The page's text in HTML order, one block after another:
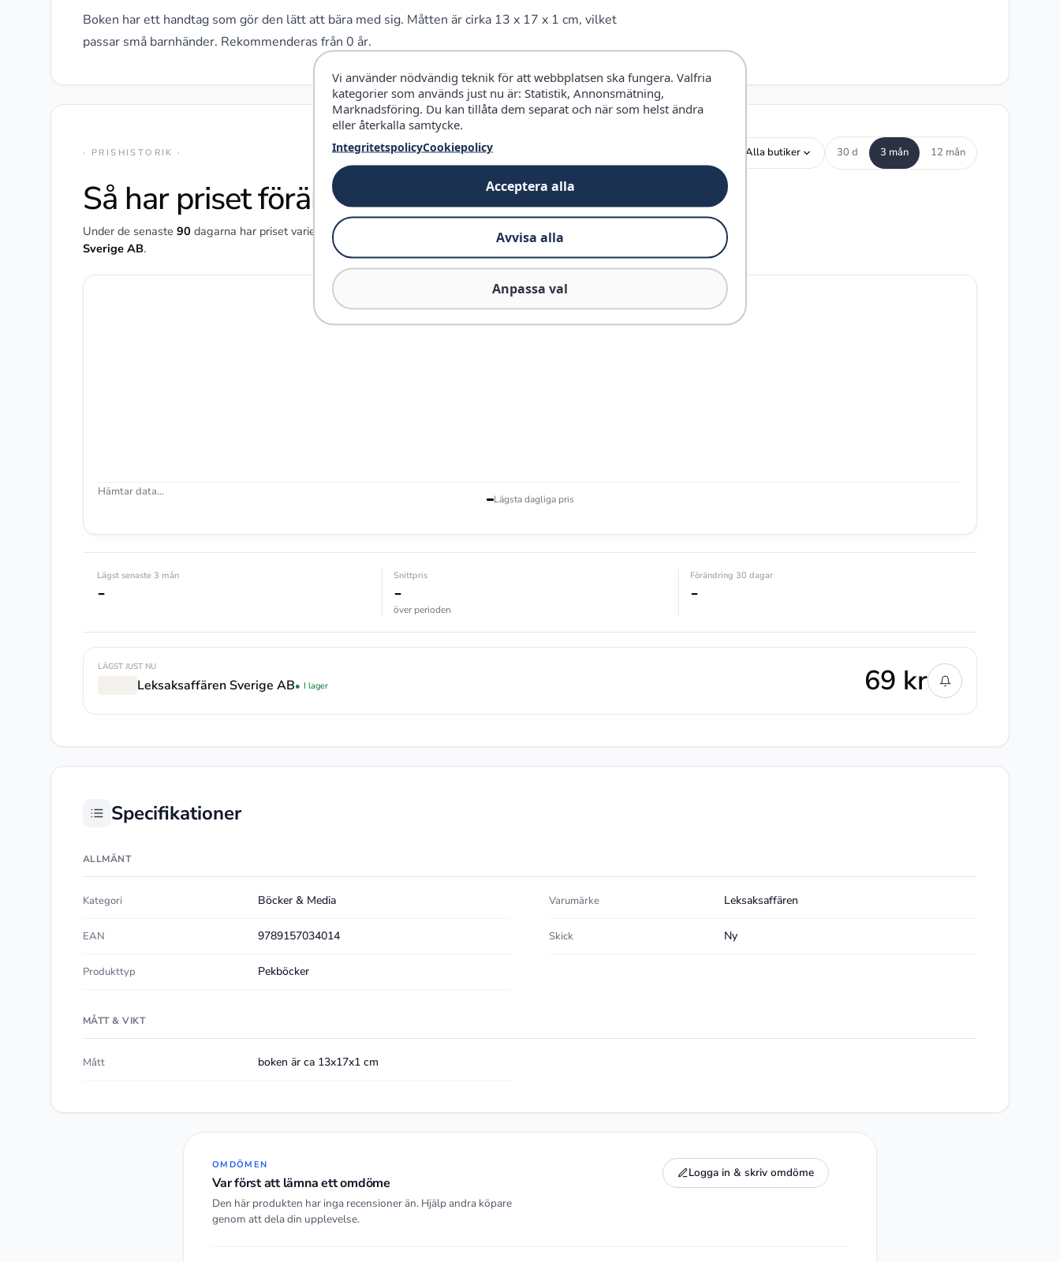
Vi använder nödvändig teknik för att webbplatsen ska fungera. Valfria
kategorier som används just nu är: Statistik, Annonsmätning,
Marknadsföring. Du kan tillåta dem separat och när som helst ändra
eller återkalla samtycke.
IntegritetspolicyCookiepolicy
Acceptera alla
Avvisa alla
Anpassa val
Boken har ett handtag som gör den lätt att bära med sig. Måtten är cirka 13 x 17 x 1 cm, vilket
passar små barnhänder. Rekommenderas från 0 år.
· PRISHISTORIK · Alla butiker 30 d 3 mån 12 mån
Så har priset förändrats
Under de senaste 90 dagarna har priset varierat mellan . Just nu är det billigast hos
Sverige AB.
Hämtar data…
Lägsta dagliga pris
Lägst senaste 3 mån
-
Snittpris
-
över perioden
Förändring 30 dagar
-
LÄGST JUST NU
Leksaksaffären Sverige AB I lager 69 kr
Specifikationer
ALLMÄNT
Kategori Böcker & Media Varumärke Leksaksaffären
EAN 9789157034014 Skick Ny
Produkttyp Pekböcker
MÅTT & VIKT
Mått boken är ca 13x17x1 cm
OMDÖMEN
Var först att lämna ett omdöme
Den här produkten har inga recensioner än. Hjälp andra köpare
genom att dela din upplevelse.
Logga in & skriv omdöme